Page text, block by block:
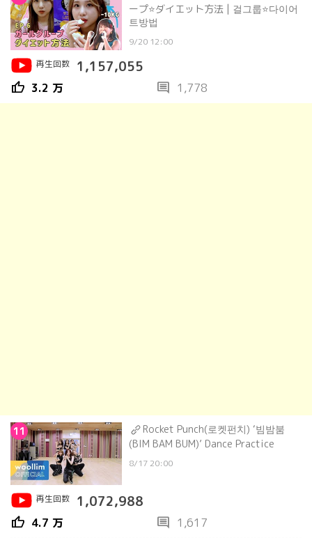
ープ⭐ダイエット方法 | 걸그룹⭐다이어
트방법
9/20 12:00
再生回数
1,157,055
thumb_up 3.2 万 comment 1,778
11
Rocket Punch(로켓펀치) ‘빔밤붐
(BIM BAM BUM)’ Dance Practice
8/17 20:00
再生回数 1,072,988
thumb_up 4.7 万 comment 1,617